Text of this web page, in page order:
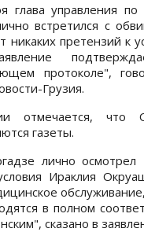
глава управления
встретился с
никаких претензий к
протоколе",
Грузия.
отмечается, что
газеты.
лично
Ираклия
в полном
сказано в